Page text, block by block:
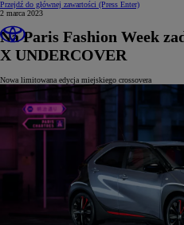
Przejdź do głównej zawartości (Press Enter)
2 marca 2023
Na Paris Fashion Week
X UNDERCOVER
Nowa limitowana edycja miejskiego crossovera